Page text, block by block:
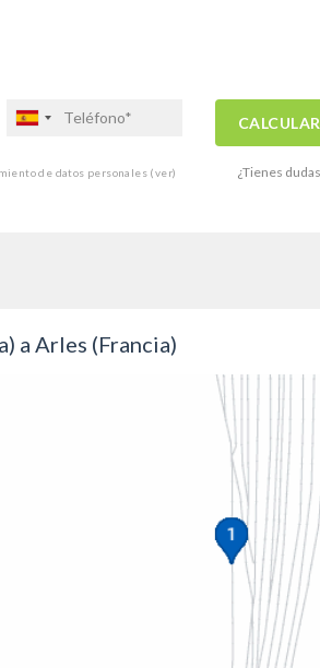
de datos personales (ver) ¿Tienes
a Arles (Francia)